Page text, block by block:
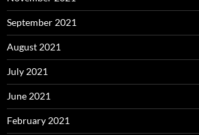
September 2021
August 2021
July 2021
June 2021
February 2021